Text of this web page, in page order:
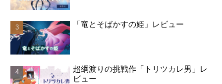
「竜とそばかすの姫」レビュー
超綱渡りの挑戦作「トリツカレ男」レ
ビュー